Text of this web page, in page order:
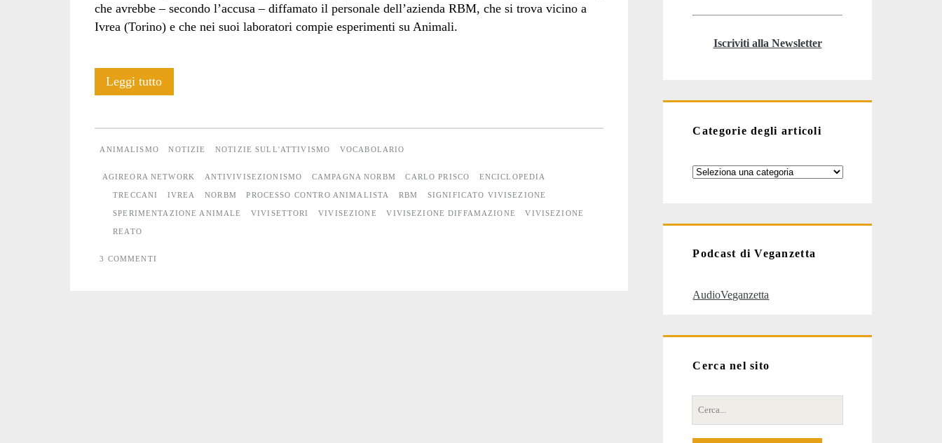
che avrebbe – secondo l’accusa – diffamato il personale dell’azienda RBM, che si trova vicino a
Ivrea (Torino) e che nei suoi laboratori compie esperimenti su Animali.
Leggi tuttoIl
far
ANIMALISMO NOTIZIE NOTIZIE SULL'ATTIVISMO VOCABOLARIO
AGIREORA NETWORK ANTIVIVISEZIONISMO CAMPAGNA NORBM CARLO PRISCO ENCICLOPEDIA
TRECCANI IVREA NORBM PROCESSO CONTRO ANIMALISTA RBM SIGNIFICATO VIVISEZIONE
SPERIMENTAZIONE ANIMALE VIVISETTORI VIVISEZIONE VIVISEZIONE DIFFAMAZIONE VIVISEZIONE
REATO
3 COMMENTI
Iscriviti alla Newsletter
Categorie degli articoli
Categorie
Podcast di Veganzetta
AudioVeganzetta
Cerca nel sito
Cerca
per: